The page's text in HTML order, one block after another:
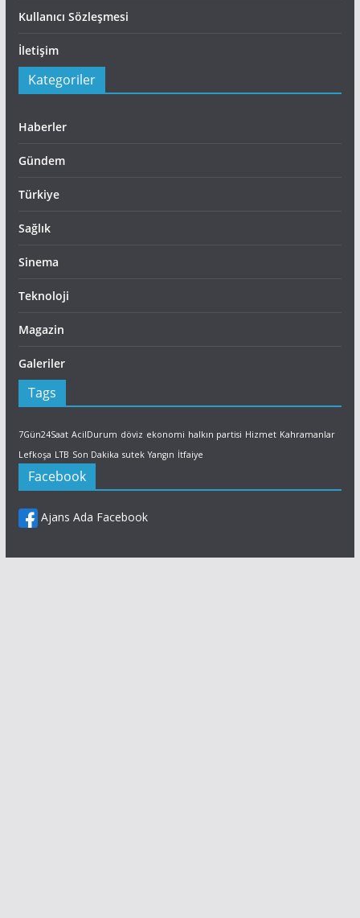
Kullanıcı Sözleşmesi
İletişim
Kategoriler
Haberler
Gündem
Türkiye
Sağlık
Sinema
Teknoloji
Magazin
Galeriler
Tags
7Gün24Saat AcilDurum döviz ekonomi halkın partisi Hizmet Kahramanlar
Lefkoşa LTB Son Dakika sutek Yangın İtfaiye
Facebook
Ajans Ada Facebook